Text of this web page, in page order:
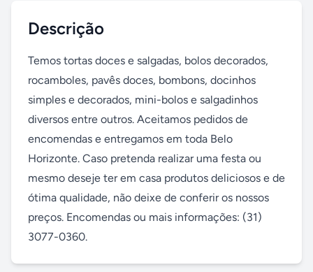
Descrição
Temos tortas doces e salgadas, bolos decorados,
rocamboles, pavês doces, bombons, docinhos
simples e decorados, mini-bolos e salgadinhos
diversos entre outros. Aceitamos pedidos de
encomendas e entregamos em toda Belo
Horizonte. Caso pretenda realizar uma festa ou
mesmo deseje ter em casa produtos deliciosos e de
ótima qualidade, não deixe de conferir os nossos
preços. Encomendas ou mais informações: (31)
3077-0360.